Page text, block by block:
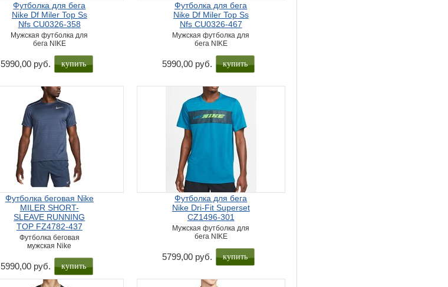
Футболка для бега
Nike Df Miler Top Ss
Nfs CU0326-358
Мужская футболка для
бега NIKE
5990,00 руб. купить
Футболка для бега
Nike Df Miler Top Ss
Nfs CU0326-467
Мужская футболка для
бега NIKE
5990,00 руб. купить
Футболка беговая Nike
MILER SHORT-
SLEAVE RUNNING
TOP FZ4782-437
Футболка беговая
мужская Nike
5990,00 руб. купить
Футболка для бега
Nike Dri-Fit Superset
CZ1496-301
Мужская футболка для
бега NIKE
5799,00 руб. купить